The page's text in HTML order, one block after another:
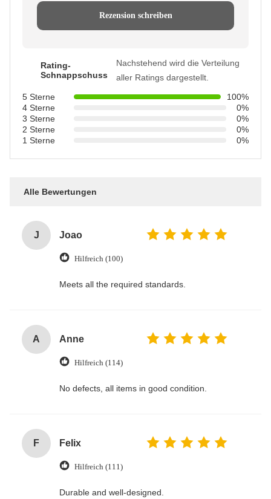
Rezension schreiben
Rating-
Schnappschuss
Nachstehend wird die Verteilung
aller Ratings dargestellt.
5 Sterne
100%
4 Sterne
0%
3 Sterne
0%
2 Sterne
0%
1 Sterne
0%
Alle Bewertungen
J Joao
Hilfreich (100)
Meets all the required standards.
A Anne
Hilfreich (114)
No defects, all items in good condition.
F Felix
Hilfreich (111)
Durable and well-designed.